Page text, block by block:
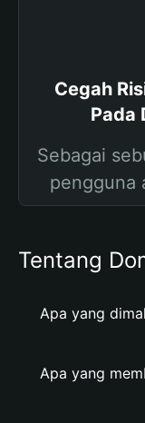
Cegah
Pada
Sebagai
pengguna
Tentang
Apa yang
Apa yang